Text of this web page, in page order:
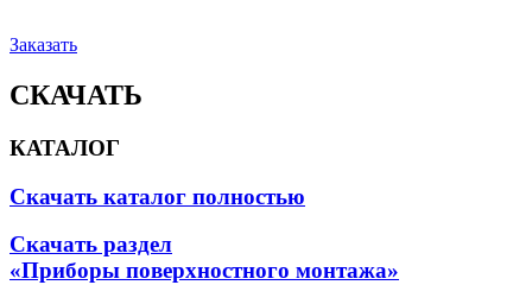
Заказать
СКАЧАТЬ
КАТАЛОГ
Скачать каталог полностью
Скачать раздел
«Приборы поверхностного монтажа»